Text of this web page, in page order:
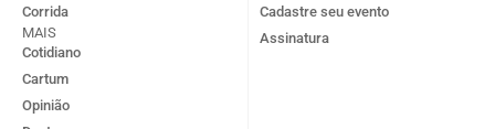
Corrida
MAIS
Cotidiano
Cartum
Opinião
Cadastre seu evento
Assinatura